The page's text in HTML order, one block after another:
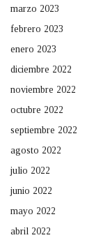
marzo 2023
febrero 2023
enero 2023
diciembre 2022
noviembre 2022
octubre 2022
septiembre 2022
agosto 2022
julio 2022
junio 2022
mayo 2022
abril 2022